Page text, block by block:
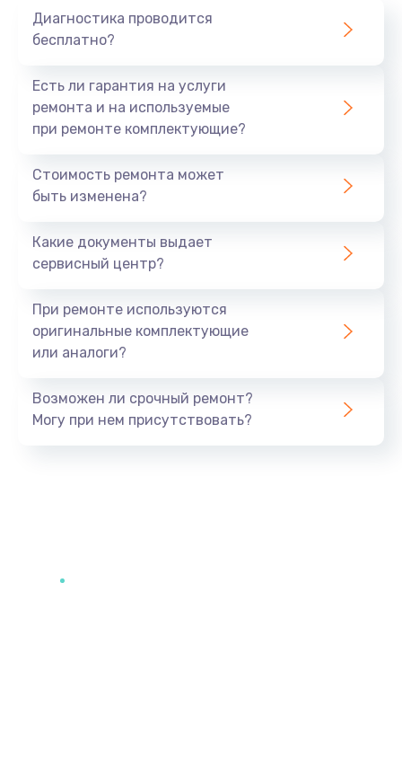
Диагностика проводится
бесплатно?
Есть ли гарантия на услуги
ремонта и на используемые
при ремонте комплектующие?
Стоимость ремонта может
быть изменена?
Какие документы выдает
сервисный центр?
При ремонте используются
оригинальные комплектующие
или аналоги?
Возможен ли срочный ремонт?
Могу при нем присутствовать?